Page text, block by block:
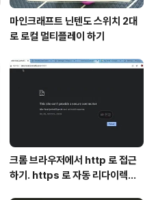
마인크래프트 닌텐도 스위치 2대
로 로컬 멀티플레이 하기
크롬 브라우저에서 http 로 접근
하기. https 로 자동 리다이렉트